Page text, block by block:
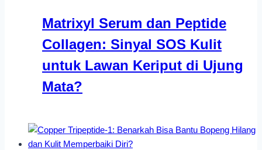
Matrixyl Serum dan Peptide
Collagen: Sinyal SOS Kulit
untuk Lawan Keriput di Ujung
Mata?